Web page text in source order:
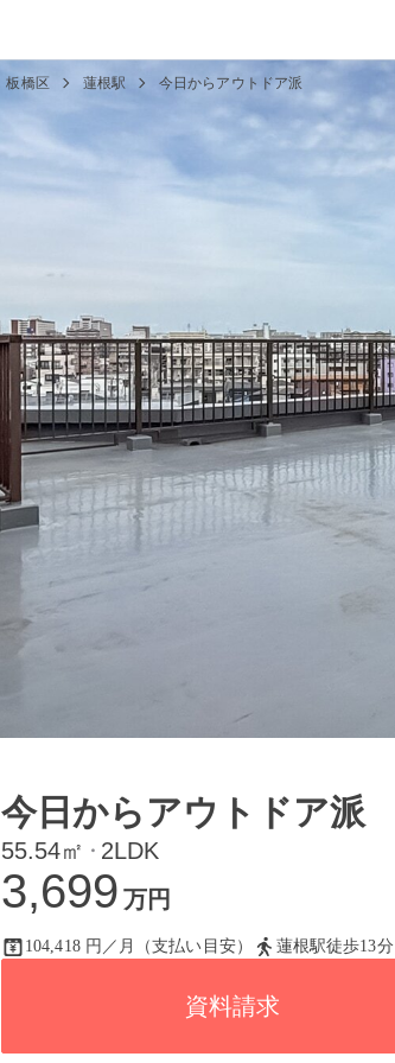
板橋区 蓮根駅 今日からアウトドア派
今日からアウトドア派
55.54㎡ ・ 2LDK
3,699 万円
104,418 円／月（支払い目安） 蓮根駅徒歩13分
資料請求